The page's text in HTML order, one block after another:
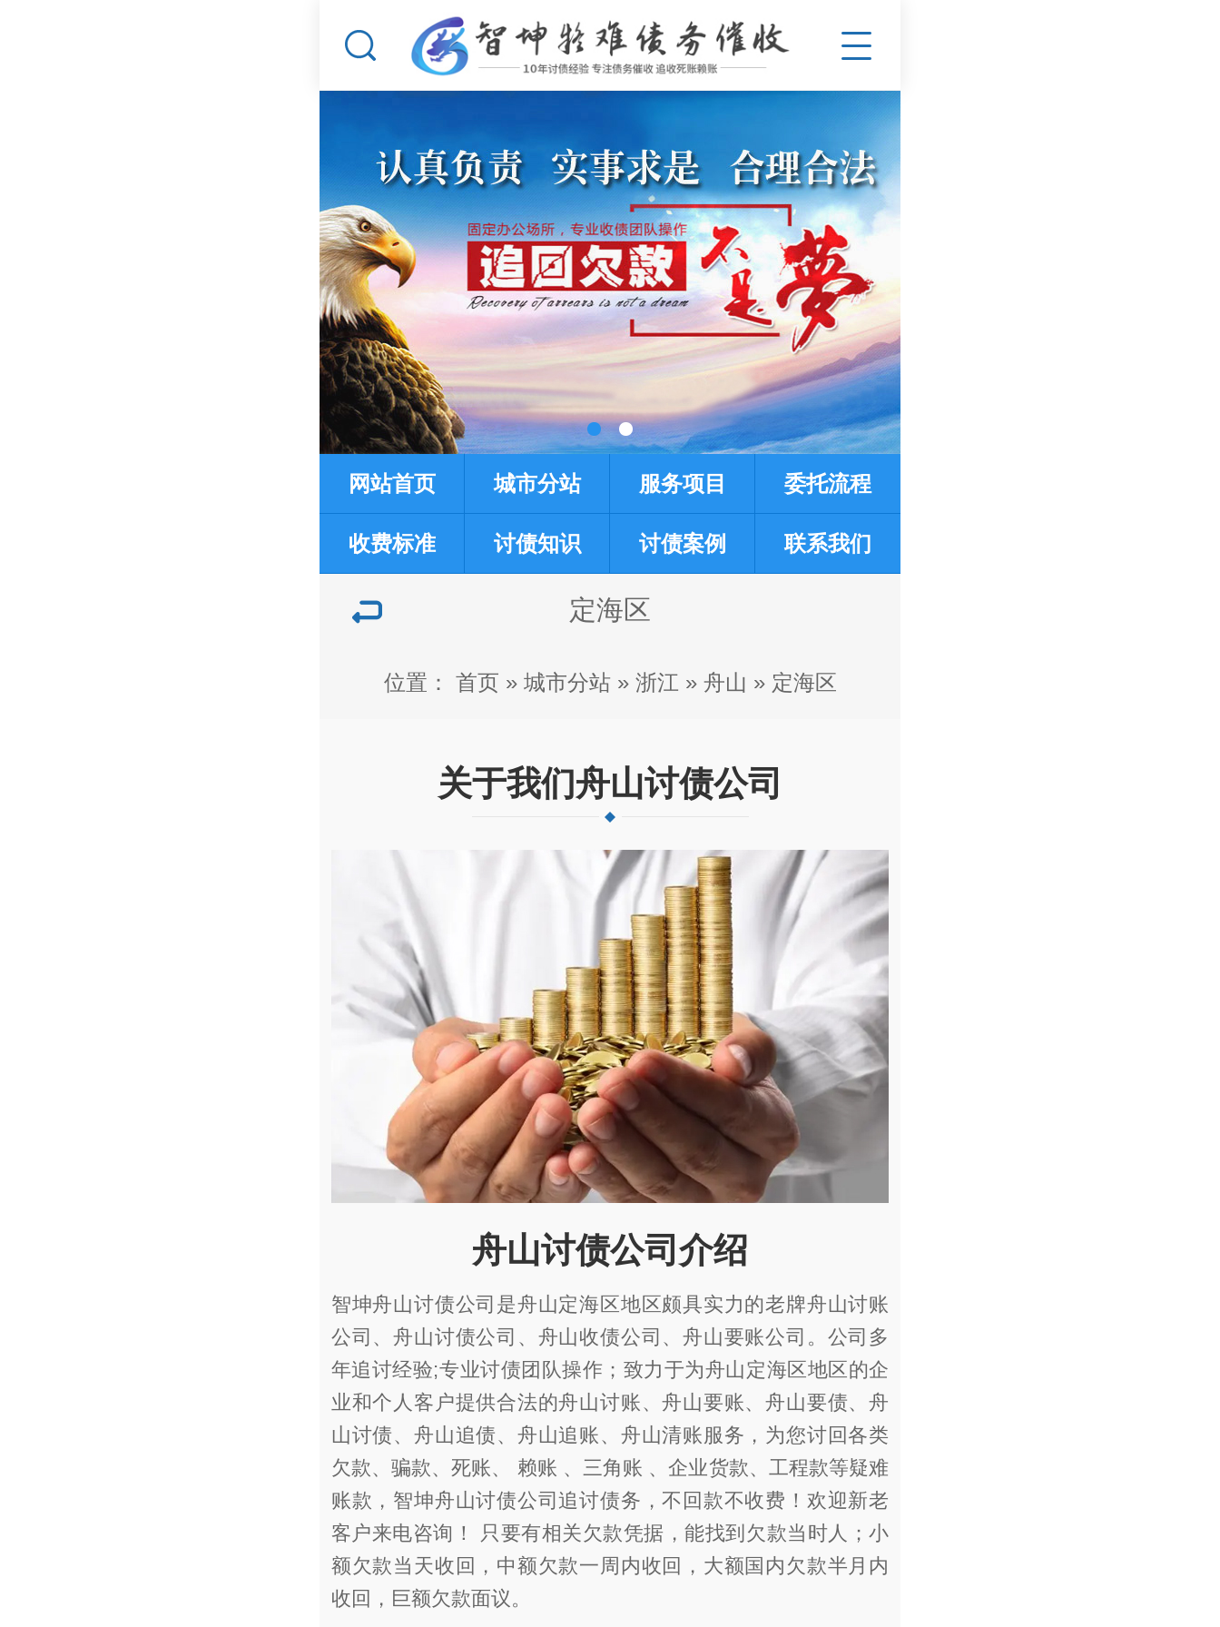
网站首页 城市分站 服务项目 委托流程
收费标准 讨债知识 讨债案例 联系我们
定海区
位置： 首页 » 城市分站» 浙江 » 舟山 » 定海区
关于我们舟山讨债公司
舟山讨债公司介绍
智坤舟山讨债公司是舟山定海区地区颇具实力的老牌舟山讨账
公司、舟山讨债公司、舟山收债公司、舟山要账公司。公司多
年追讨经验;专业讨债团队操作；致力于为舟山定海区地区的企
业和个人客户提供合法的舟山讨账、舟山要账、舟山要债、舟
山讨债、舟山追债、舟山追账、舟山清账服务，为您讨回各类
欠款、骗款、死账、 赖账 、三角账 、企业货款、工程款等疑难
账款，智坤舟山讨债公司追讨债务，不回款不收费！欢迎新老
客户来电咨询！ 只要有相关欠款凭据，能找到欠款当时人；小
额欠款当天收回，中额欠款一周内收回，大额国内欠款半月内
收回，巨额欠款面议。